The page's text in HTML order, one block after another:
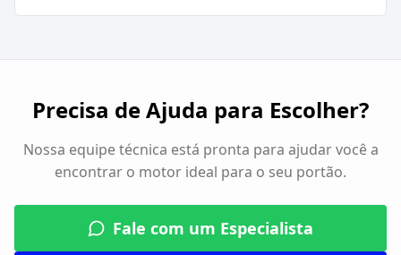
Precisa de Ajuda para Escolher?
Nossa equipe técnica está pronta para ajudar você a
encontrar o motor ideal para o seu portão.
Fale com um Especialista